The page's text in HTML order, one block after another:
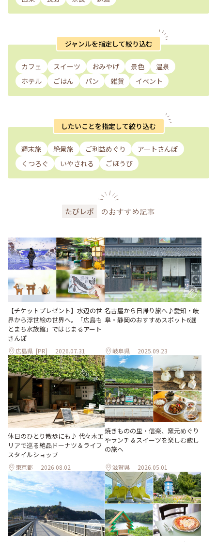
ジャンルを指定して絞り込む
カフェ スイーツ おみやげ 景色
温泉
ホテル
ごはん パン 雑貨 イベント
したいことを指定して絞り込む
週末旅 絶景旅 ご利益めぐり
アートさんぽ
くつろぐ
いやされる ごほうび
たびレポ のおすすめ記事
【チケットプレゼント】水辺の世
界から浮世絵の世界へ。「広島も
とまち水族館」ではじまるアート
さんぽ
広島県 [PR] 2026.07.31
名古屋から日帰り旅へ♪愛知・岐
阜・静岡のおすすめスポット6選
岐阜県 2025.09.23
休日のひとり散歩にも♪ 代々木エ
リアで巡る絶品ドーナツ＆ライフ
スタイルショップ
東京都 2026.08.02
焼きものの里・信楽、窯元めぐり
やランチ＆スイーツを楽しむ癒し
の旅へ
滋賀県 2026.05.01